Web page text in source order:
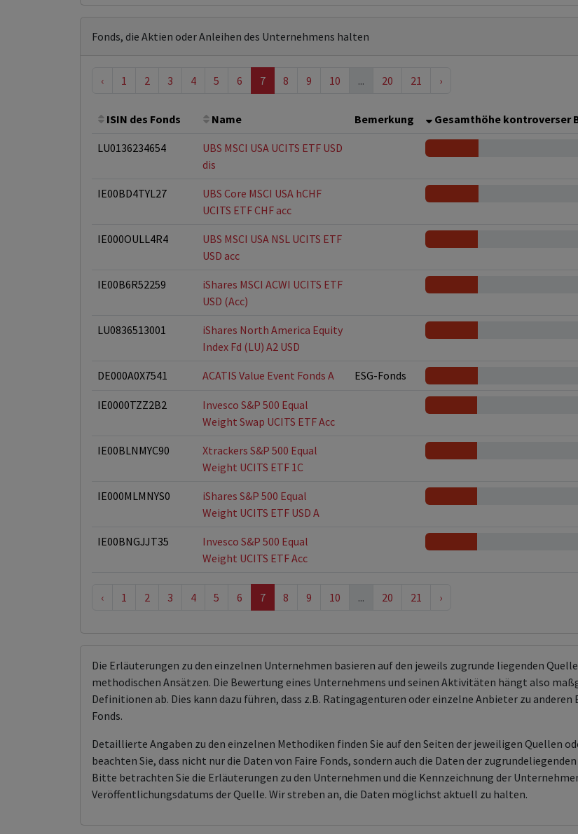
Fonds, die Aktien oder Anleihen des Unternehmens halten
‹ 1 2 3 4 5 6 7 8 9 10 ... 20 21 ›
ISIN des Fonds Name Bemerkung Gesamthöhe kontroverser
LU0136234654
UBS MSCI USA UCITS ETF USD
dis
IE00BD4TYL27
UBS Core MSCI USA hCHF
UCITS ETF CHF acc
IE000OULL4R4
UBS MSCI USA NSL UCITS ETF
USD acc
IE00B6R52259
iShares MSCI ACWI UCITS ETF
USD (Acc)
LU0836513001
iShares North America Equity
Index Fd (LU) A2 USD
DE000A0X7541 ACATIS Value Event Fonds A ESG-Fonds
IE0000TZZ2B2
Invesco S&P 500 Equal
Weight Swap UCITS ETF Acc
IE00BLNMYC90
Xtrackers S&P 500 Equal
Weight UCITS ETF 1C
IE000MLMNYS0
iShares S&P 500 Equal
Weight UCITS ETF USD A
IE00BNGJJT35
Invesco S&P 500 Equal
Weight UCITS ETF Acc
‹ 1 2 3 4 5 6 7 8 9 10 ... 20 21 ›
Die Erläuterungen zu den einzelnen Unternehmen basieren auf den jeweils zugrunde liegenden
methodischen Ansätzen. Die Bewertung eines Unternehmens und seinen Aktivitäten hängt also
Definitionen ab. Dies kann dazu führen, dass z.B. Ratingagenturen oder einzelne Anbieter zu
Fonds.
Detaillierte Angaben zu den einzelnen Methodiken finden Sie auf den Seiten der jeweiligen Quellen
beachten Sie, dass nicht nur die Daten von Faire Fonds, sondern auch die Daten der
Bitte betrachten Sie die Erläuterungen zu den Unternehmen und die Kennzeichnung der
Veröffentlichungsdatums der Quelle. Wir streben an, die Daten möglichst aktuell zu halten.